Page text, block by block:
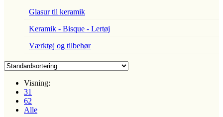
Glasur til keramik
Keramik - Bisque - Lertøj
Værktøj og tilbehør
Visning:
31
62
Alle